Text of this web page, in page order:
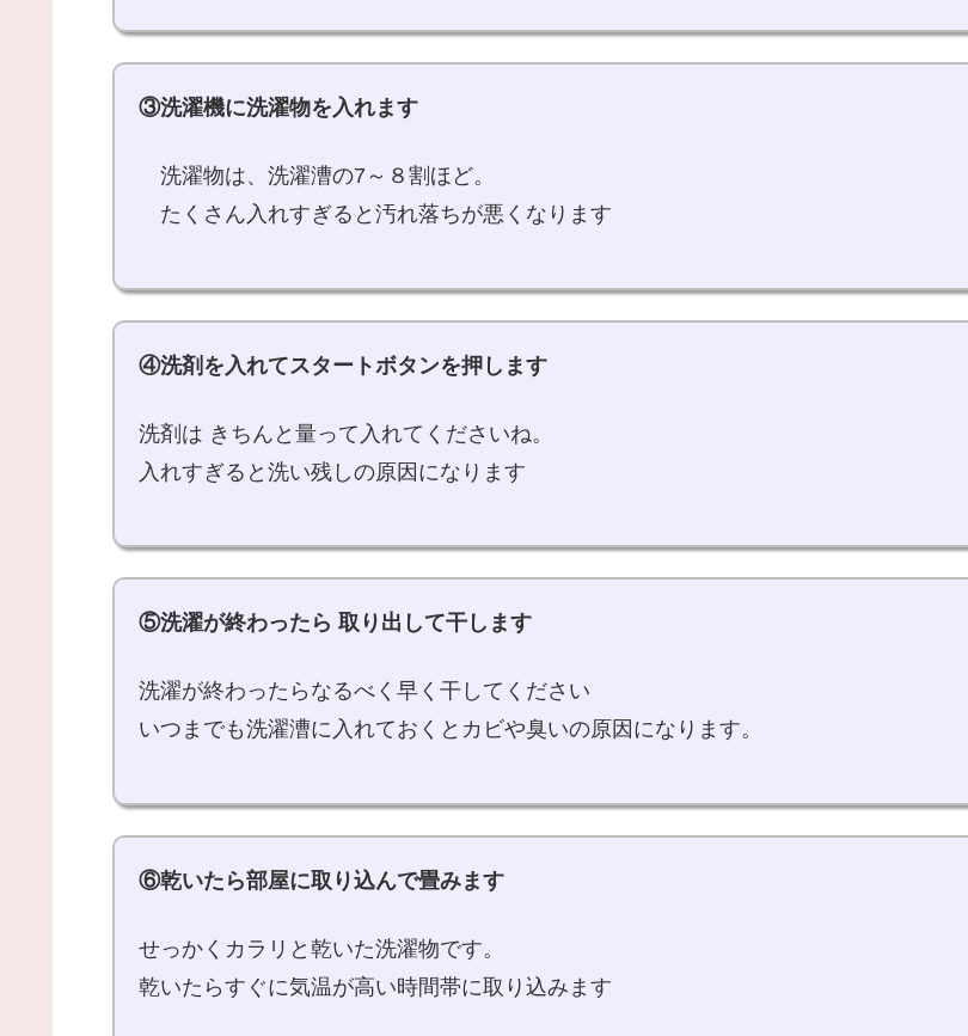
③洗濯機に洗濯物を入れます
洗濯物は、洗濯漕の7～８割ほど。
たくさん入れすぎると汚れ落ちが悪くなります
④洗剤を入れてスタートボタンを押します
洗剤は きちんと量って入れてくださいね。
入れすぎると洗い残しの原因になります
⑤洗濯が終わったら 取り出して干します
洗濯が終わったらなるべく早く干してください
いつまでも洗濯漕に入れておくとカビや臭いの原因になります。
⑥乾いたら部屋に取り込んで畳みます
せっかくカラリと乾いた洗濯物です。
乾いたらすぐに気温が高い時間帯に取り込みます